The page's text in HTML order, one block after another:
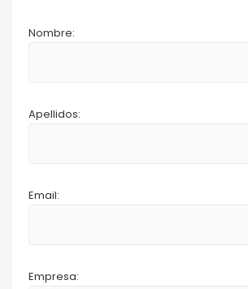
Nombre:
Apellidos:
Email:
Empresa: